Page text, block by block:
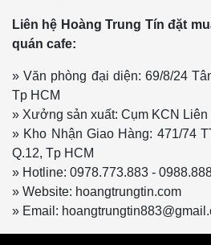
Liên hệ Hoàng Trung Tín đặt
quán cafe:
» Văn phòng đại diện: 69/8/24
Tp HCM
» Xưởng sản xuất: Cụm KCN
» Kho Nhận Giao Hàng: 471/74
Q.12, Tp HCM
» Hotline: 0978.773.883 -
» Website: hoangtrungtin.com
» Email: